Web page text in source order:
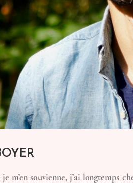
m’en souvienne, j’ai longtemps